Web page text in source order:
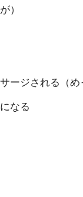
）
ージされる（め
なる